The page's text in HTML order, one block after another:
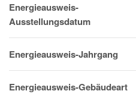
Energieausweis-
Ausstellungsdatum
Energieausweis-Jahrgang
Energieausweis-Gebäudeart